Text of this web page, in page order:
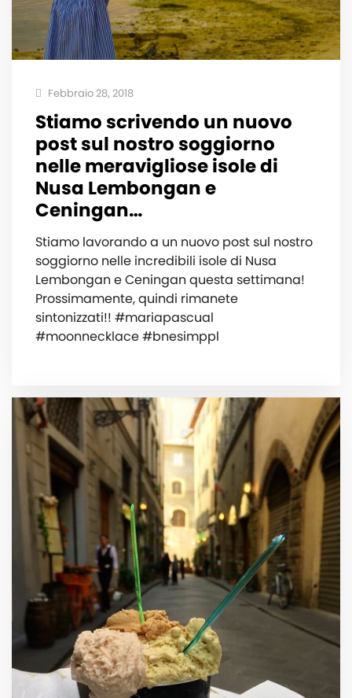
Febbraio 28, 2018
Stiamo scrivendo un nuovo
post sul nostro soggiorno
nelle meravigliose isole di
Nusa Lembongan e
Ceningan…
Stiamo lavorando a un nuovo post sul nostro
soggiorno nelle incredibili isole di Nusa
Lembongan e Ceningan questa settimana!
Prossimamente, quindi rimanete
sintonizzati!! #mariapascual
#moonnecklace #bnesimppl